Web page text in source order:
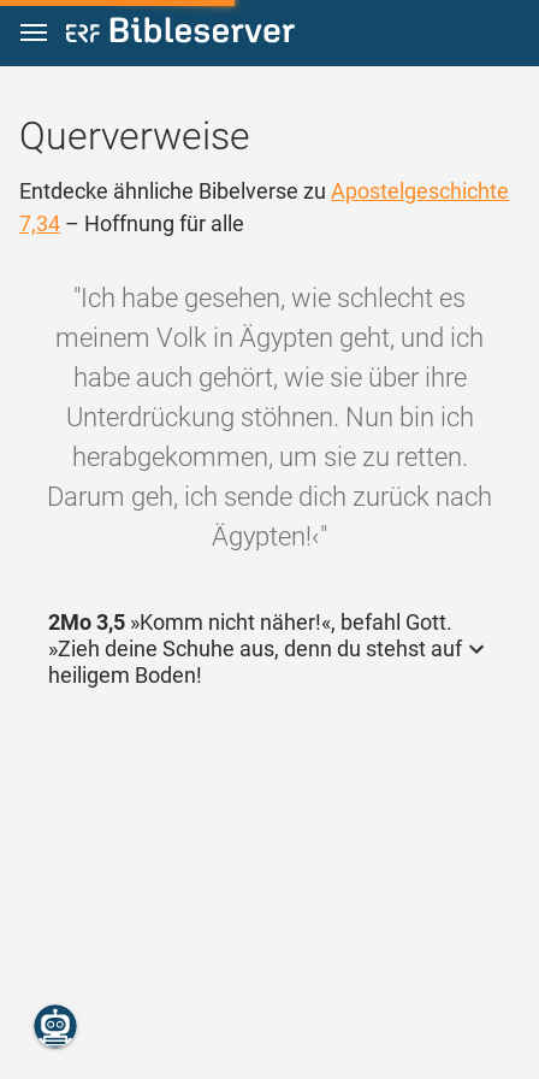
Zum Inhalt springen
Querverweise
Entdecke ähnliche Bibelverse zu Apostelgeschichte
7,34 – Hoffnung für alle
"Ich habe gesehen, wie schlecht es
meinem Volk in Ägypten geht, und ich
habe auch gehört, wie sie über ihre
Unterdrückung stöhnen. Nun bin ich
herabgekommen, um sie zu retten.
Darum geh, ich sende dich zurück nach
Ägypten!‹"
2Mo 3,5 »Komm nicht näher!«, befahl Gott.
»Zieh deine Schuhe aus, denn du stehst auf
heiligem Boden!